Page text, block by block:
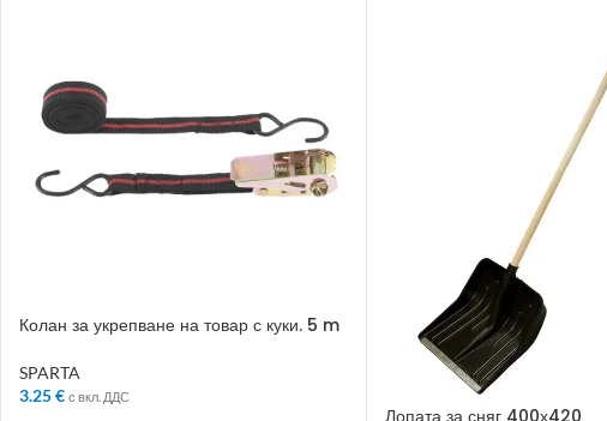
Колан за укрепване на товар с куки. 5 m
SPARTA
3.25€ с вкл. ДДС
Лопата за сняг 400х420